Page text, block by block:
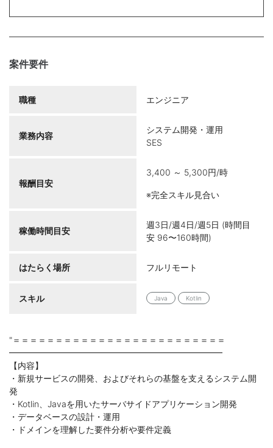
案件要件
職種 エンジニア
業務内容
システム開発・運用
SES
報酬目安
3,400 ～ 5,300円/時
※完全スキル見合い
稼働時間目安
週3日/週4日/週5日 (時間目
安 96〜160時間)
はたらく場所 フルリモート
スキル Java Kotlin
"＝＝＝＝＝＝＝＝＝＝＝＝＝＝＝＝＝＝＝＝＝＝＝＝＝
━━━━━━━━━━━━━━━━━━━━━━━━━
【内容】
・新規サービスの開発、およびそれらの基盤を支えるシステム開
発
・Kotlin、Javaを用いたサーバサイドアプリケーション開発
・データベースの設計・運用
・ドメインを理解した要件分析や要件定義